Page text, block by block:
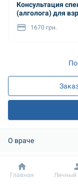
Консультация
(алголога) для
1670 грн.
О враче
Образование:
Национальный
Добробут
Главная Личный